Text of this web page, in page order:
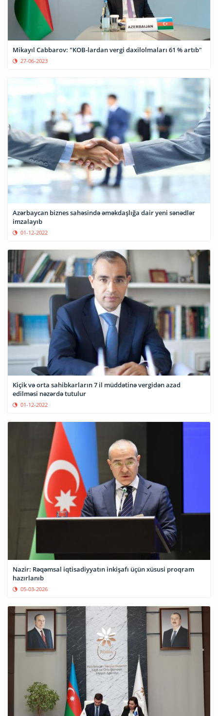
Mikayıl Cabbarov: "KOB-lardan vergi daxilolmaları 61 % artıb"
27-06-2023
Azərbaycan biznes sahəsində əməkdaşlığa dair yeni sənədlər
imzalayıb
01-12-2022
Kiçik və orta sahibkarların 7 il müddətinə vergidən azad
edilməsi nəzərdə tutulur
01-12-2022
Nazir: Rəqəmsal iqtisadiyyatın inkişafı üçün xüsusi proqram
hazırlanıb
05-03-2026